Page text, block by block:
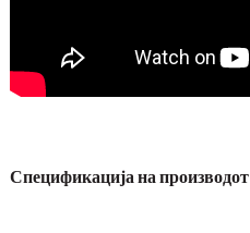
Спецификација на производот